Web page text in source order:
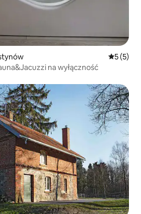
Średnia
5 (5)
na wyłączność
Wybór gości